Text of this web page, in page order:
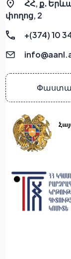
ՀՀ, ք․
փողոց, 2
+(374) 10